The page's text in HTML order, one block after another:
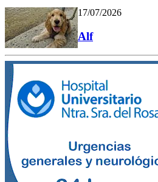
17/07/2026
Alf